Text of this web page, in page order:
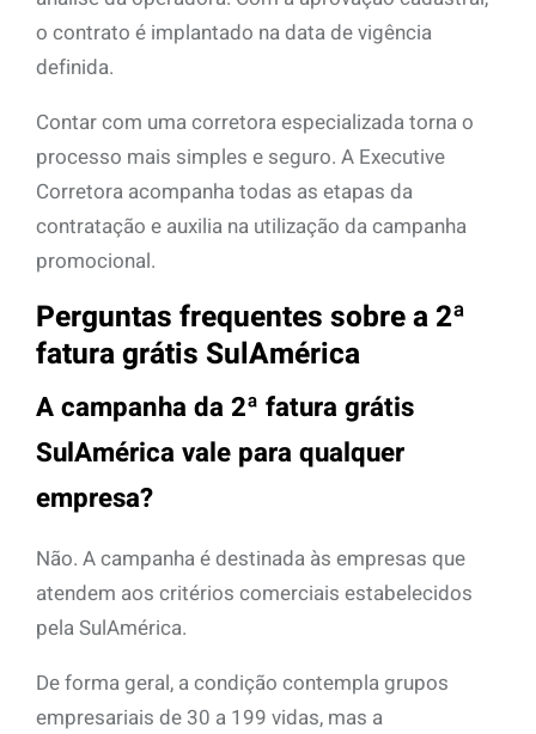
o contrato é implantado na data de vigência
definida.
Contar com uma corretora especializada torna o
processo mais simples e seguro. A Executive
Corretora acompanha todas as etapas da
contratação e auxilia na utilização da campanha
promocional.
Perguntas frequentes sobre a 2ª
fatura grátis SulAmérica
A campanha da 2ª fatura grátis
SulAmérica vale para qualquer
empresa?
Não. A campanha é destinada às empresas que
atendem aos critérios comerciais estabelecidos
pela SulAmérica.
De forma geral, a condição contempla grupos
empresariais de 30 a 199 vidas, mas a